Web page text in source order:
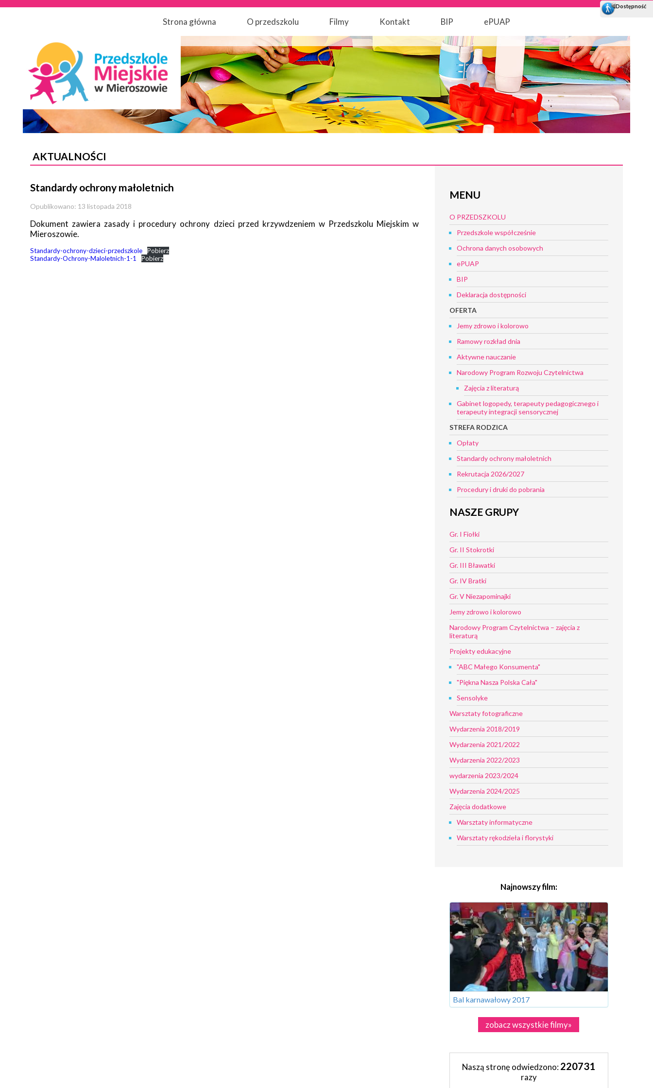
Strona główna O przedszkolu Filmy Kontakt BIP ePUAP
AKTUALNOŚCI
MENU
O PRZEDSZKOLU
Przedszkole współcześnie
Ochrona danych osobowych
ePUAP
BIP
Deklaracja dostępności
OFERTA
Jemy zdrowo i kolorowo
Ramowy rozkład dnia
Aktywne nauczanie
Narodowy Program Rozwoju Czytelnictwa
Zajęcia z literaturą
Gabinet logopedy, terapeuty pedagogicznego i
terapeuty integracji sensorycznej
STREFA RODZICA
Opłaty
Standardy ochrony małoletnich
Rekrutacja 2026/2027
Procedury i druki do pobrania
NASZE GRUPY
Gr. I Fiołki
Gr. II Stokrotki
Gr. III Bławatki
Gr. IV Bratki
Gr. V Niezapominajki
Jemy zdrowo i kolorowo
Narodowy Program Czytelnictwa – zajęcia z
literaturą
Projekty edukacyjne
"ABC Małego Konsumenta"
"Piękna Nasza Polska Cała"
Sensolyke
Warsztaty fotograficzne
Wydarzenia 2018/2019
Wydarzenia 2021/2022
Wydarzenia 2022/2023
wydarzenia 2023/2024
Wydarzenia 2024/2025
Zajęcia dodatkowe
Warsztaty informatyczne
Warsztaty rękodzieła i florystyki
Najnowszy film:
Bal karnawałowy 2017
zobacz wszystkie filmy»
Naszą stronę odwiedzono: 220731
razy
Standardy ochrony małoletnich
Opublikowano: 13 listopada 2018
Dokument zawiera zasady i procedury ochrony dzieci przed krzywdzeniem w Przedszkolu Miejskim w
Mieroszowie.
Standardy-ochrony-dzieci-przedszkole
Pobierz
Standardy-Ochrony-Maloletnich-1-1
Pobierz